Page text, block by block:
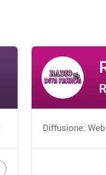
Diffusione: Web